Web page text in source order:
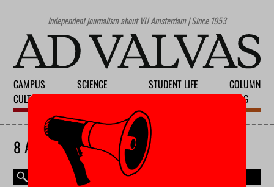
Independent journalism about VU Amsterdam | Since 1953
CAMPUS
CULTURE
SCIENCE
STUDENT LIFE
COLUMN
BLOG
8 AUGUST 2026